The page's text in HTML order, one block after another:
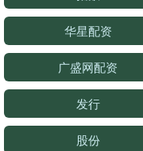
华星配资
广盛网配资
发行
股份